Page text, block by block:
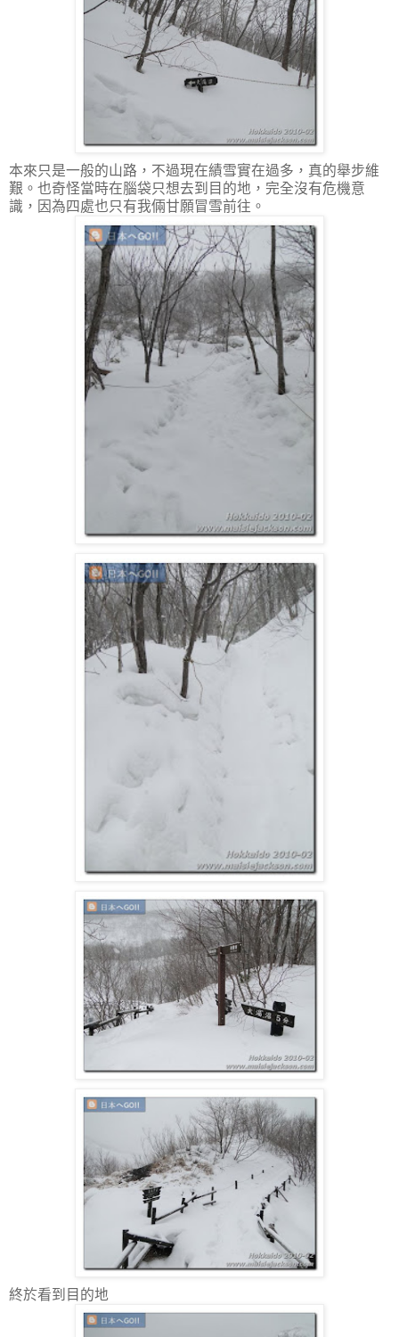
本來只是一般的山路，不過現在績雪實在過多，真的舉步維
艱。也奇怪當時在腦袋只想去到目的地，完全沒有危機意
識，因為四處也只有我倆甘願冒雪前往。
終於看到目的地